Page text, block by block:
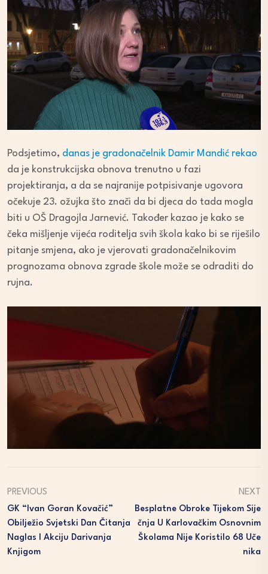
Podsjetimo, danas je gradonačelnik Damir Mandić rekao
da je konstrukcijska obnova trenutno u fazi
projektiranja, a da se najranije potpisivanje ugovora
očekuje 23. ožujka što znači da bi djeca do tada mogla
biti u OŠ Dragojla Jarnević. Također kazao je kako se
čeka mišljenje vijeća roditelja svih škola kako bi se riješilo
pitanje smjena, ako je vjerovati gradonačelnikovim
prognozama obnova zgrade škole može se odraditi do
rujna.
PREVIOUS
GK “Ivan Goran Kovačić”
Obilježio Svjetski Dan Čitanja
Naglas I Akciju Darivanja
Knjigom
NEXT
Besplatne Obroke Tijekom Sije
Čnja U Karlovačkim Osnovnim
Školama Nije Koristilo 68 Uče
Nika